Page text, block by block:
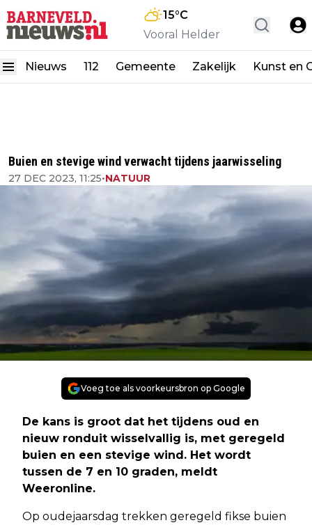
15°C
Vooral Helder
Nieuws 112 Gemeente Zakelijk Kunst en
Buien en stevige wind verwacht tijdens jaarwisseling
27 DEC 2023, 11:25•NATUUR
Voeg toe als voorkeursbron op Google
De kans is groot dat het tijdens oud en
nieuw ronduit wisselvallig is, met geregeld
buien en een stevige wind. Het wordt
tussen de 7 en 10 graden, meldt
Weeronline.
Op oudejaarsdag trekken geregeld fikse buien